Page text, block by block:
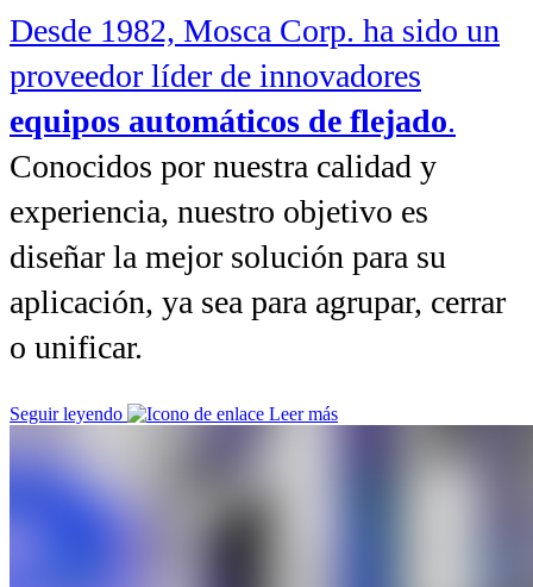
Desde 1982, Mosca Corp. ha sido un
proveedor líder de innovadores
equipos automáticos de flejado.
Conocidos por nuestra calidad y
experiencia, nuestro objetivo es
diseñar la mejor solución para su
aplicación, ya sea para agrupar, cerrar
o unificar.
Seguir leyendo